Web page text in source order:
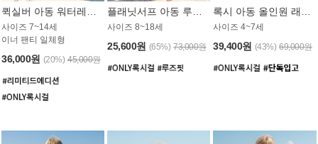
사이즈 7~14세
이너 팬티 일체형
36,000원 (20%) 45,000원
사이즈 8~18세
25,600원 (65%) 73,000원
사이즈 4~7세
39,400원 (43%) 69,000원